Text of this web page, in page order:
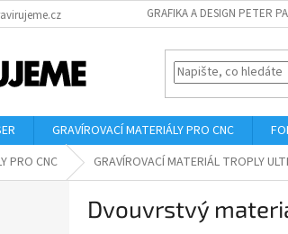
GRAFIKA A DESIGN PETER
GRAVÍROVACÍ MATERIÁLY PRO CNC
PRO CNC GRAVÍROVACÍ MATERIÁL TROPLY
Dvouvrstvý